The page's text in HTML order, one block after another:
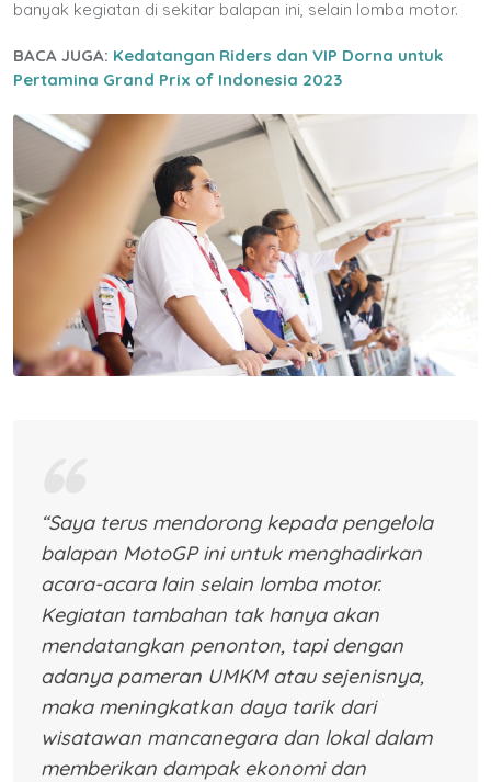
banyak kegiatan di sekitar balapan ini, selain lomba motor.
BACA JUGA: Kedatangan Riders dan VIP Dorna untuk
Pertamina Grand Prix of Indonesia 2023
“Saya terus mendorong kepada pengelola
balapan MotoGP ini untuk menghadirkan
acara-acara lain selain lomba motor.
Kegiatan tambahan tak hanya akan
mendatangkan penonton, tapi dengan
adanya pameran UMKM atau sejenisnya,
maka meningkatkan daya tarik dari
wisatawan mancanegara dan lokal dalam
memberikan dampak ekonomi dan